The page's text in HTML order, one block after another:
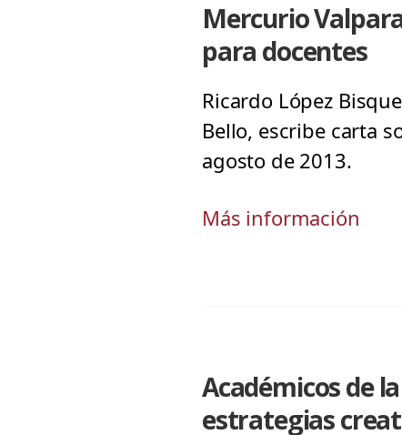
Mercurio
para docentes
Ricardo López
Bello, escribe carta
agosto de 2013.
Más información
Académicos de
estrategias